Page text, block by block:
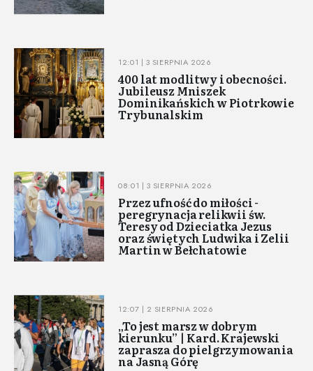
12:01 | 3 SIERPNIA 2026
400 lat modlitwy i obecności.
Jubileusz Mniszek
Dominikańskich w Piotrkowie
Trybunalskim
08:01 | 3 SIERPNIA 2026
Przez ufność do miłości -
peregrynacja relikwii św.
Teresy od Dzieciatka Jezus
oraz świętych Ludwika i Zelii
Martin w Bełchatowie
12:07 | 2 SIERPNIA 2026
„To jest marsz w dobrym
kierunku” | Kard. Krajewski
zaprasza do pielgrzymowania
na Jasną Górę